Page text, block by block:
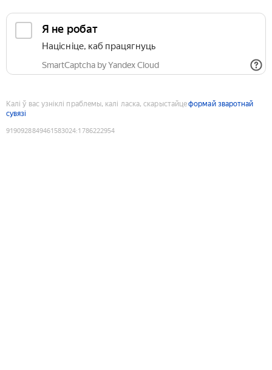
Я не робат
Націсніце, каб працягнуць
SmartCaptcha by Yandex Cloud
Калі ў вас узніклі праблемы, калі ласка, скарыстайцеформай зваротнай
сувязі
9190928849461583024:1786222954